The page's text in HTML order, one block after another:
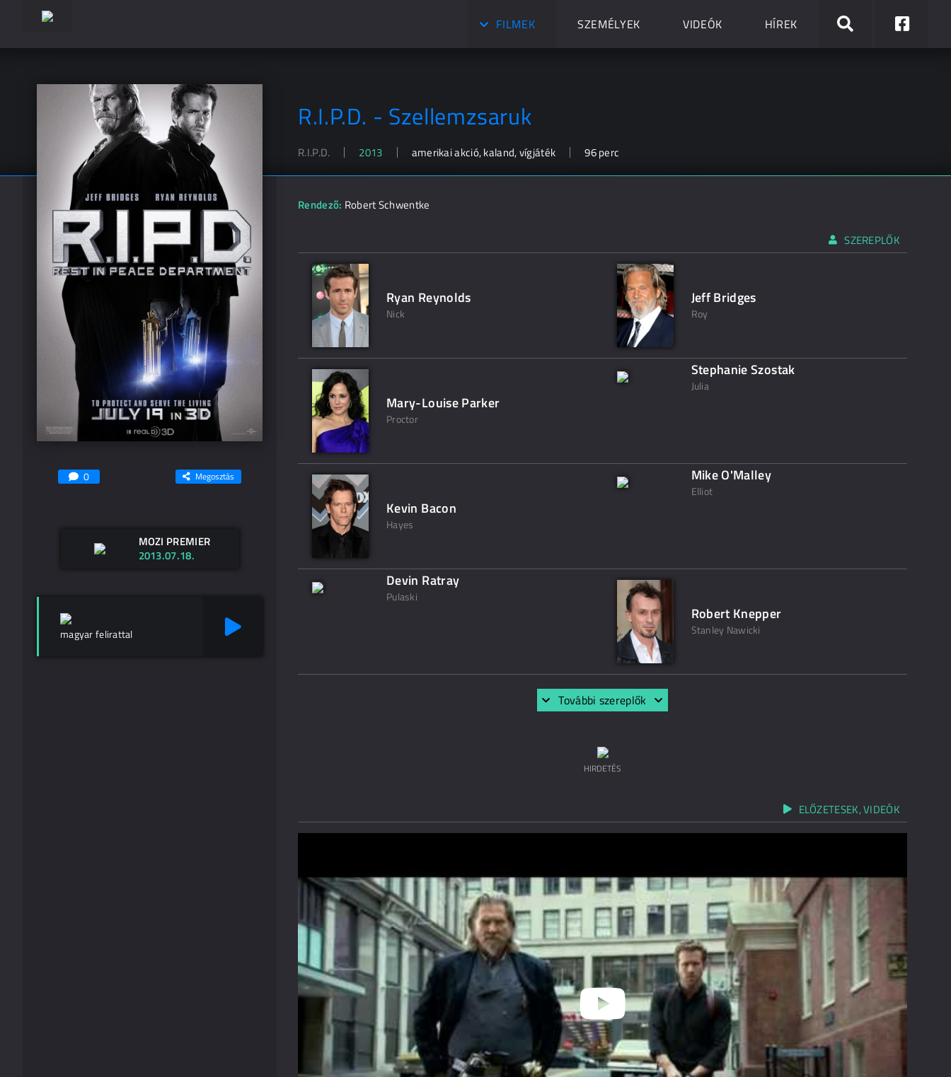
FILMEK SZEMÉLYEK VIDEÓK HÍREK
R.I.P.D. - Szellemzsaruk
R.I.P.D. 2013 amerikai akció, kaland, vígjáték 96 perc
0 Megosztás
MOZI PREMIER
2013.07.18.
magyar felirattal
Rendező: Robert Schwentke
SZEREPLŐK
Ryan Reynolds
Nick
Jeff Bridges
Roy
Mary-Louise Parker
Proctor
Stephanie Szostak
Julia
Kevin Bacon
Hayes
Mike O'Malley
Elliot
Devin Ratray
Pulaski
Robert Knepper
Stanley Nawicki
További szereplők
HIRDETÉS
ELŐZETESEK, VIDEÓK